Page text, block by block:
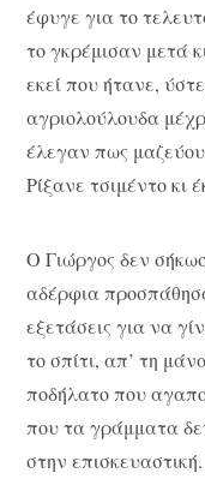
έφυγε για το
το γκρέμισαν μετά
εκεί που ήτανε,
αγριολούλουδα
έλεγαν πως
Ρίξανε τσιμέντο κι
Ο Γιώργος δεν
αδέρφια
εξετάσεις για να
το σπίτι, απ’ τη
ποδήλατο που
που τα γράμματα
στην